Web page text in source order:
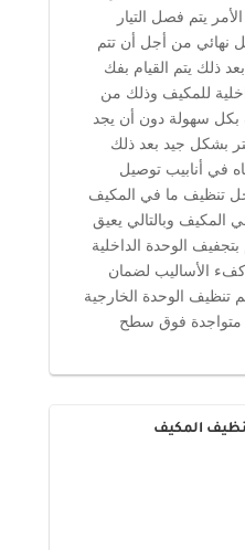
يتم فصل التيار
نهائي من أجل أن تتم
ذلك يتم القيام بفك
للمكيف وذلك من
بكل سهولة دون أن يجد
بشكل جيد بعد ذلك
في أنابيب توصيل
تنظيف ما في المكيف
المكيف وبالتالي يعيق
الوحدة الداخلية
الأساليب لضمان
تنظيف الوحدة الخارجية
متواجدة فوق سطح
المكيف